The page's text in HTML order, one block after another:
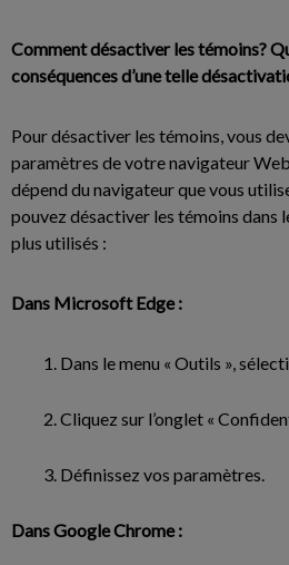
Comment désactiver les témoins?
conséquences d’une telle
Pour désactiver les témoins, vous
paramètres de votre navigateur
dépend du navigateur que vous
pouvez désactiver les témoins dans
plus utilisés :
Dans Microsoft Edge :
Dans le menu « Outils »,
Cliquez sur l’onglet «
Définissez vos paramètres.
Dans Google Chrome :